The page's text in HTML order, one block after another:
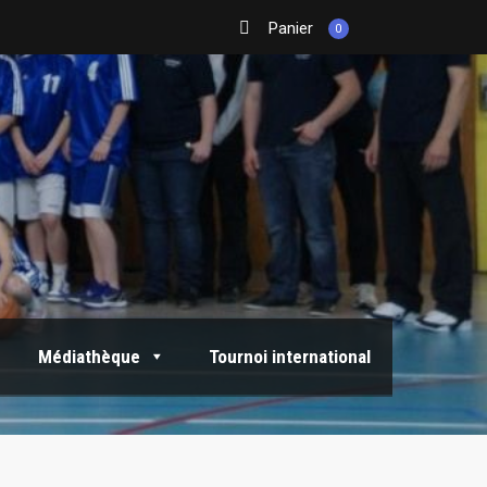
Panier 0
Médiathèque Tournoi international